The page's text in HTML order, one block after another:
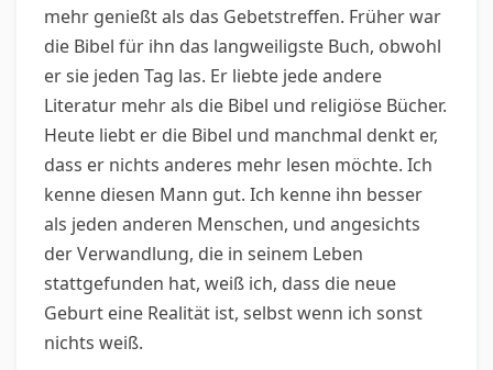
mehr genießt als das Gebetstreffen. Früher war
die Bibel für ihn das langweiligste Buch, obwohl
er sie jeden Tag las. Er liebte jede andere
Literatur mehr als die Bibel und religiöse Bücher.
Heute liebt er die Bibel und manchmal denkt er,
dass er nichts anderes mehr lesen möchte. Ich
kenne diesen Mann gut. Ich kenne ihn besser
als jeden anderen Menschen, und angesichts
der Verwandlung, die in seinem Leben
stattgefunden hat, weiß ich, dass die neue
Geburt eine Realität ist, selbst wenn ich sonst
nichts weiß.